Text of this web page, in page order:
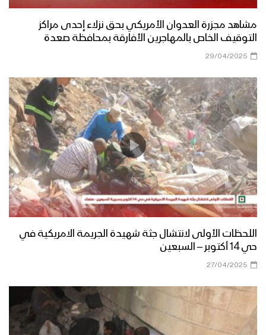
مشاهد مجزرة العدوان الأمريكي بحق نزلاء إحدى مراكز
التوقيف الخاص بالمهاجرين الأفارقة بمحافظة صعدة
29/04/2025
اللحظات الأولى لانتشال جثة شهيدة الجريمة الامريكية في
حي 14 أكتوبر – السبعين
27/04/2025